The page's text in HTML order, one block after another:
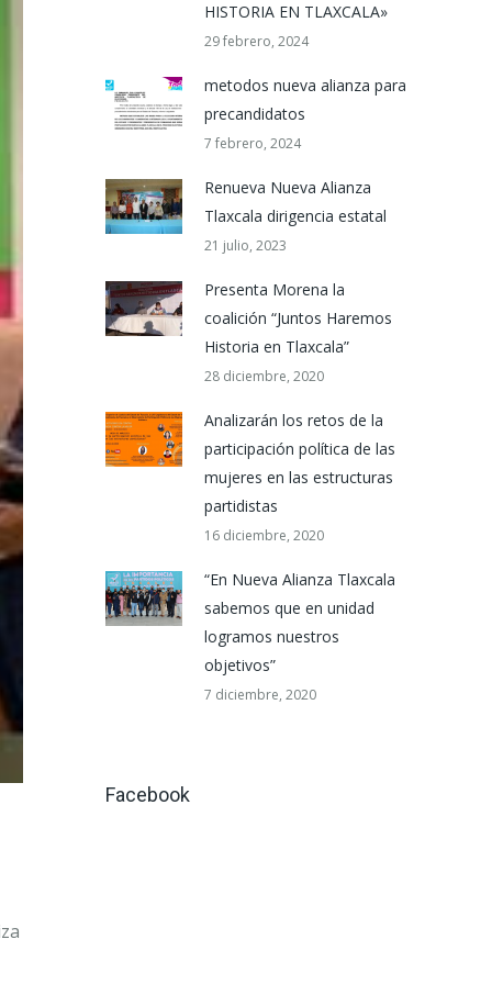
HISTORIA EN TLAXCALA»
29 febrero, 2024
metodos nueva alianza para
precandidatos
7 febrero, 2024
Renueva Nueva Alianza
Tlaxcala dirigencia estatal
21 julio, 2023
Presenta Morena la
coalición “Juntos Haremos
Historia en Tlaxcala”
28 diciembre, 2020
Analizarán los retos de la
participación política de las
mujeres en las estructuras
partidistas
16 diciembre, 2020
“En Nueva Alianza Tlaxcala
sabemos que en unidad
logramos nuestros
objetivos”
7 diciembre, 2020
Facebook